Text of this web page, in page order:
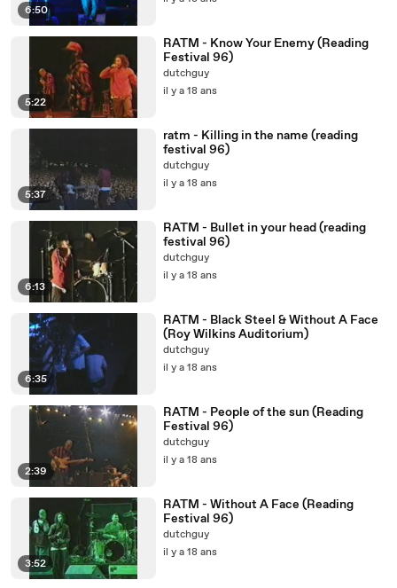
6:50
5:22
RATM - Know Your Enemy (Reading
Festival 96)
dutchguy
il y a 18 ans
5:37
ratm - Killing in the name (reading
festival 96)
dutchguy
il y a 18 ans
6:13
RATM - Bullet in your head (reading
festival 96)
dutchguy
il y a 18 ans
6:35
RATM - Black Steel & Without A Face
(Roy Wilkins Auditorium)
dutchguy
il y a 18 ans
2:39
RATM - People of the sun (Reading
Festival 96)
dutchguy
il y a 18 ans
3:52
RATM - Without A Face (Reading
Festival 96)
dutchguy
il y a 18 ans